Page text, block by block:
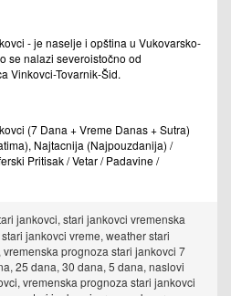
- je naselje i opština u Vukovarsko-
se nalazi severoistočno od
Vinkovci-Tovarnik-Šid.
(7 Dana + Vreme Danas + Sutra)
Najtacnija (Najpouzdanija) /
Pritisak / Vetar / Padavine /
jankovci, stari jankovci vremenska
jankovci vreme, weather stari
prognoza stari jankovci 7
25 dana, 30 dana, 5 dana, naslovi
vremenska prognoza stari jankovci